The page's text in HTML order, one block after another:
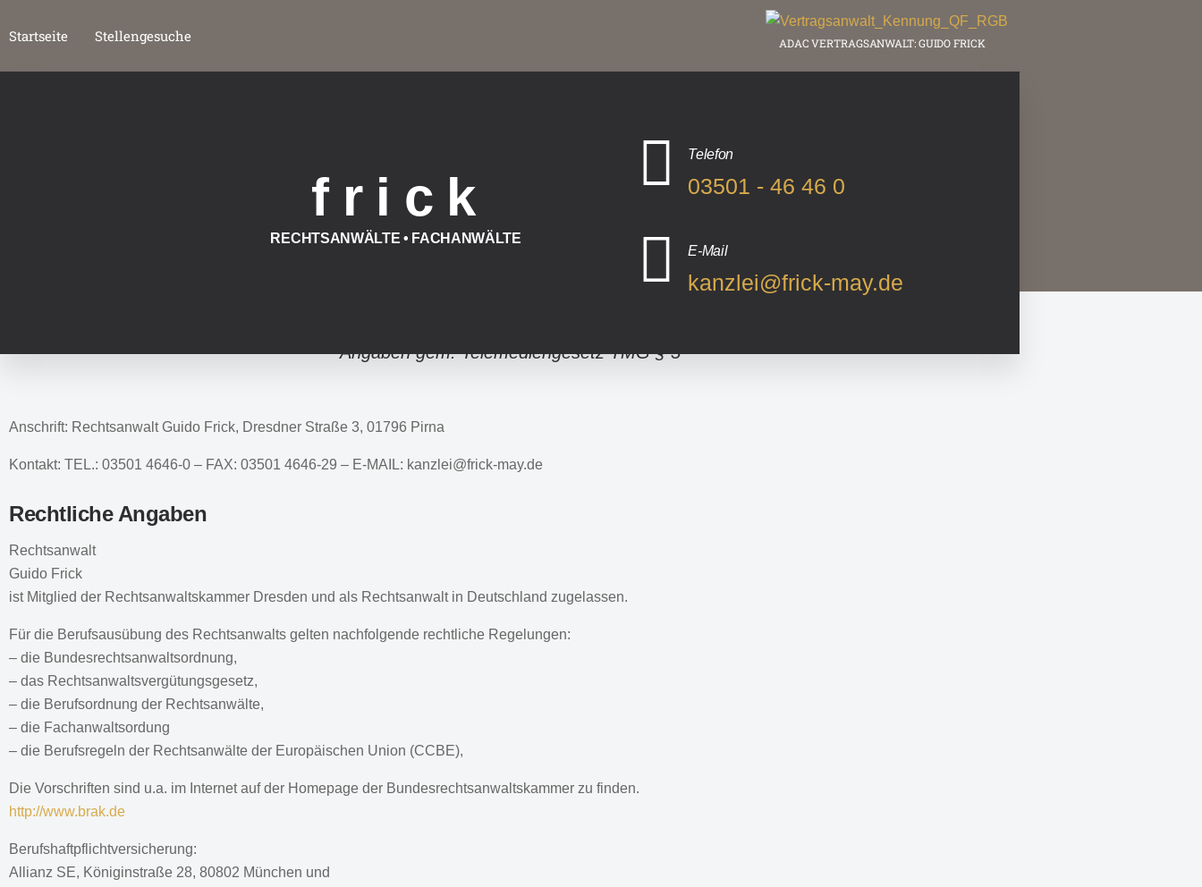
Startseite Stellengesuche ADAC VERTRAGSANWALT: GUIDO FRICK
f r i c k
RECHTSANWÄLTE • FACHANWÄLTE
Telefon
03501 - 46 46 0
E-Mail
kanzlei@frick-may.de
Angaben gem. Telemediengesetz TMG § 5
Anschrift: Rechtsanwalt Guido Frick, Dresdner Straße 3, 01796 Pirna
Kontakt: TEL.: 03501 4646-0 – FAX: 03501 4646-29 – E-MAIL: kanzlei@frick-may.de
Rechtliche Angaben
Rechtsanwalt
Guido Frick
ist Mitglied der Rechtsan­waltskammer Dresden und als Rechtsanwalt in Deutschland zugelassen.
Für die Berufsausübung des Rechtsanwalts gelten nachfolgende rechtliche Regelungen:
– die Bundesrechtsanwalts­ordnung,
– das Rechtsanwaltsvergütungs­gesetz,
– die Berufsordnung der Rechtsanwälte,
– die Fachanwaltsordung
– die Berufsregeln der Rechtsanwälte der Europäischen Union (CCBE),
Die Vorschriften sind u.a. im Internet auf der Homepage der Bundesrechtsanwaltskammer zu finden.
http://www.brak.de
Berufshaftpflichtversicherung:
Allianz SE, Königinstraße 28, 80802 München und